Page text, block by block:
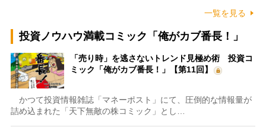
一覧を見る
投資ノウハウ満載コミック「俺がカブ番長！」
「売り時」を逃さないトレンド見極め術 投資コ
ミック「俺がカブ番長！」【第11回】
かつて投資情報雑誌「マネーポスト」にて、圧倒的な情報量が
詰め込まれた「天下無敵の株コミック」とし…